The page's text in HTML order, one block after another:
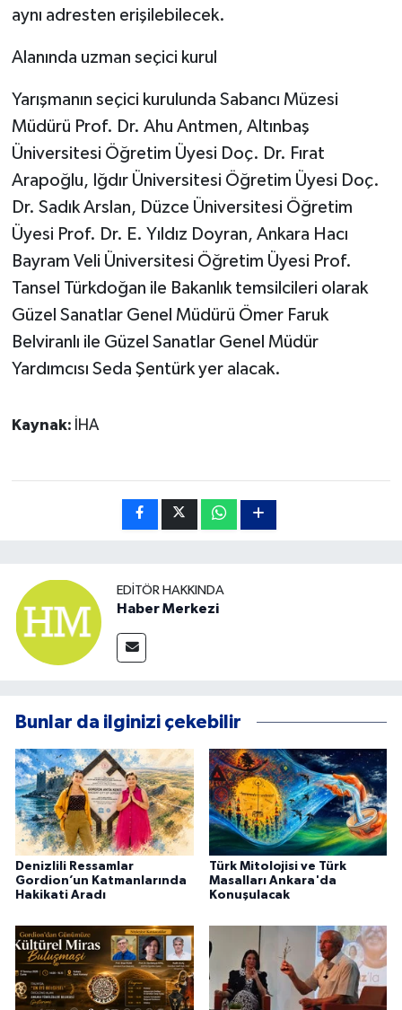
aynı adresten erişilebilecek.
Alanında uzman seçici kurul
Yarışmanın seçici kurulunda Sabancı Müzesi
Müdürü Prof. Dr. Ahu Antmen, Altınbaş
Üniversitesi Öğretim Üyesi Doç. Dr. Fırat
Arapoğlu, Iğdır Üniversitesi Öğretim Üyesi Doç.
Dr. Sadık Arslan, Düzce Üniversitesi Öğretim
Üyesi Prof. Dr. E. Yıldız Doyran, Ankara Hacı
Bayram Veli Üniversitesi Öğretim Üyesi Prof.
Tansel Türkdoğan ile Bakanlık temsilcileri olarak
Güzel Sanatlar Genel Müdürü Ömer Faruk
Belviranlı ile Güzel Sanatlar Genel Müdür
Yardımcısı Seda Şentürk yer alacak.
Kaynak: İHA
EDITÖR HAKKINDA
Haber Merkezi
Bunlar da ilginizi çekebilir
Denizlili Ressamlar
Gordion’un Katmanlarında
Hakikati Aradı
Türk Mitolojisi ve Türk
Masalları Ankara'da
Konuşulacak